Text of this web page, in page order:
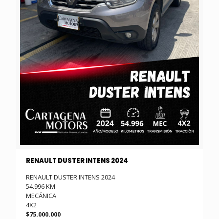
RENAULT DUSTER INTENS 2024
RENAULT DUSTER INTENS 2024
54.996 KM
MECÁNICA
4X2
$75.000.000